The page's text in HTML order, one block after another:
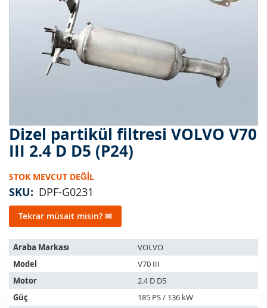
Dizel partikül filtresi VOLVO V70
III 2.4 D D5 (P24)
STOK MEVCUT DEĞIL
SKU DPF-G0231
Tekrar müsait misin? ✉
Bu
ürün
aşağıdaki
araçlara
uyar:
Araba Markası
VOLVO
Model
V70 III
Motor
2.4 D D5
Güç
185 PS / 136 kW
Resim
galerisinin
başlangıcına